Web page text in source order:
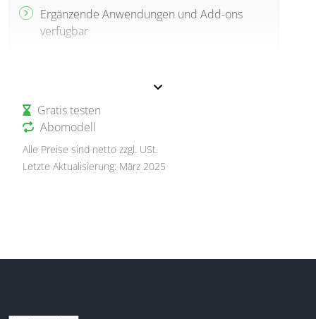
Ergänzende Anwendungen und Add-ons
verfügbar
Gratis testen
Abomodell
Alle Preise sind netto zzgl. USt.
Letzte Aktualisierung: März 2025